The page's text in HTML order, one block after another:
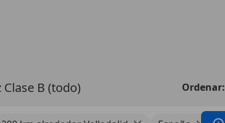
B (todo) Ordenar: